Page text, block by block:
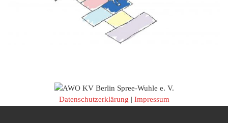
Datenschutzerklärung | Impressum